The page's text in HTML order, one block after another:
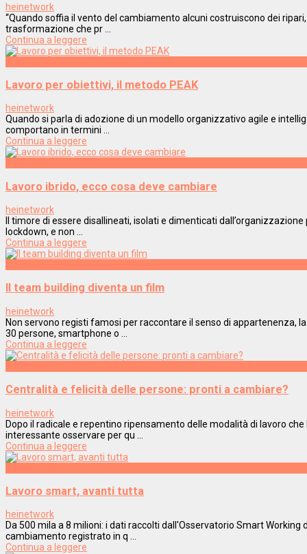
heinetwork
“Quando soffia il vento del cambiamento alcuni costruiscono dei
trasformazione che pr ...
Continua a leggere
Lavoro per obiettivi, il metodo PEAK
heinetwork
Quando si parla di adozione di un modello organizzativo agile e
comportano in termini ...
Continua a leggere
Lavoro ibrido, ecco cosa deve cambiare
heinetwork
Il timore di essere disallineati, isolati e dimenticati
lockdown, e non ...
Continua a leggere
Il team building diventa un film
heinetwork
Non servono registi famosi per raccontare il senso di appartenenza,
30 persone, smartphone o ...
Continua a leggere
Centralità e felicità delle persone: pronti a cambiare?
heinetwork
Dopo il radicale e repentino ripensamento delle modalità di lavoro
interessante osservare per qu ...
Continua a leggere
Lavoro smart, avanti tutta
heinetwork
Da 500 mila a 8 milioni: i dati raccolti dall'Osservatorio Smart
cambiamento registrato in q ...
Continua a leggere